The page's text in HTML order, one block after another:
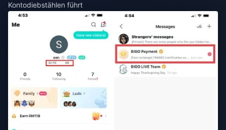
Kontodiebstählen führt